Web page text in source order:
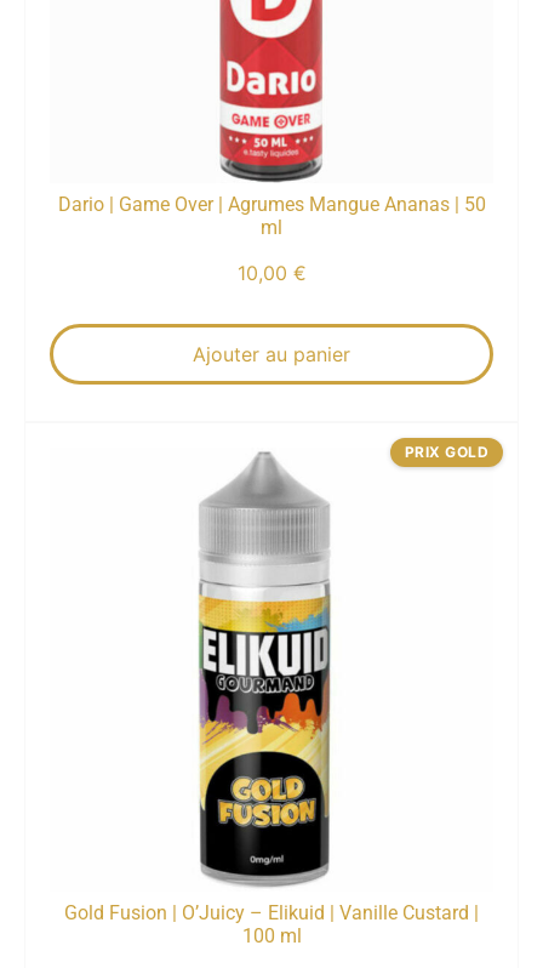
Dario | Game Over | Agrumes Mangue Ananas | 50
ml
10,00 €
Ajouter au panier
Gold Fusion | O’Juicy – Elikuid | Vanille Custard |
100 ml
PRIX GOLD